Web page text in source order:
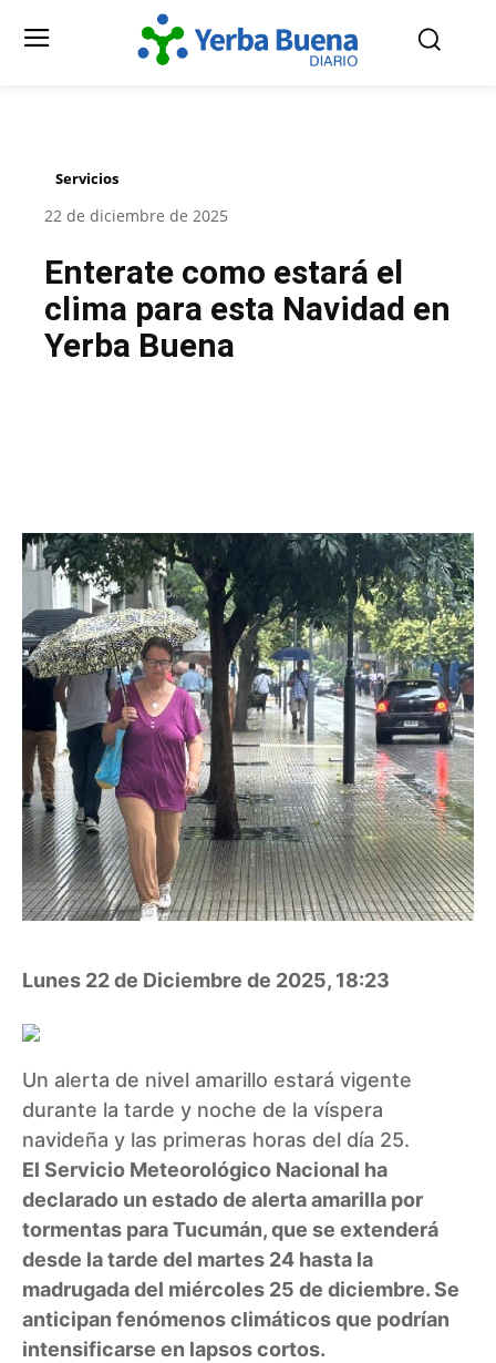
Servicios
22 de diciembre de 2025
Enterate como estará el
clima para esta Navidad en
Yerba Buena
Lunes 22 de Diciembre de 2025, 18:23
Un alerta de nivel amarillo estará vigente
durante la tarde y noche de la víspera
navideña y las primeras horas del día 25.
El Servicio Meteorológico Nacional ha
declarado un estado de alerta amarilla por
tormentas para Tucumán, que se extenderá
desde la tarde del martes 24 hasta la
madrugada del miércoles 25 de diciembre. Se
anticipan fenómenos climáticos que podrían
intensificarse en lapsos cortos.